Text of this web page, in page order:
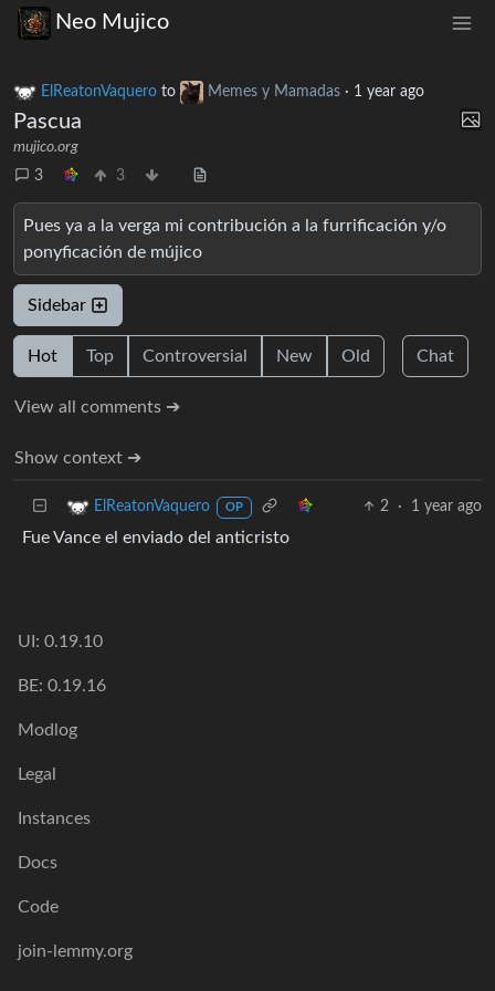
Neo Mujico
ElReatonVaquero to Memes y Mamadas · 1 year ago
Pascua
mujico.org
3
3
Pues ya a la verga mi contribución a la furrificación y/o
ponyficación de mújico
Sidebar
Hot Top Controversial New Old Chat
View all comments ➔
Show context ➔
ElReatonVaquero OP 2 · 1 year ago
Fue Vance el enviado del anticristo
UI: 0.19.10
BE: 0.19.16
Modlog
Legal
Instances
Docs
Code
join-lemmy.org